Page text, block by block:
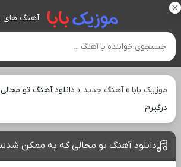
آهنگ های
موزیک بابا»آهنگ جدید » دانلود آهنگ تو
درگیرم
دانلود آهنگ تو محالی که به ممکن